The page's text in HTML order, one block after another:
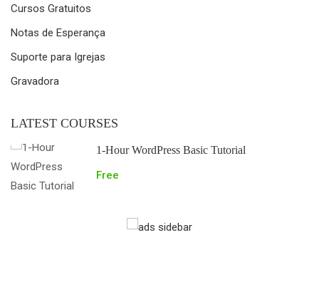
Cursos Gratuitos
Notas de Esperança
Suporte para Igrejas
Gravadora
LATEST COURSES
1-Hour WordPress Basic Tutorial
Free